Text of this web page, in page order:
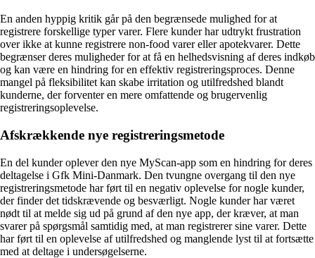
En anden hyppig kritik går på den begrænsede mulighed for at
registrere forskellige typer varer. Flere kunder har udtrykt frustration
over ikke at kunne registrere non-food varer eller apotekvarer. Dette
begrænser deres muligheder for at få en helhedsvisning af deres indkøb
og kan være en hindring for en effektiv registreringsproces. Denne
mangel på fleksibilitet kan skabe irritation og utilfredshed blandt
kunderne, der forventer en mere omfattende og brugervenlig
registreringsoplevelse.
Afskrækkende nye registreringsmetode
En del kunder oplever den nye MyScan-app som en hindring for deres
deltagelse i Gfk Mini-Danmark. Den tvungne overgang til den nye
registreringsmetode har ført til en negativ oplevelse for nogle kunder,
der finder det tidskrævende og besværligt. Nogle kunder har været
nødt til at melde sig ud på grund af den nye app, der kræver, at man
svarer på spørgsmål samtidig med, at man registrerer sine varer. Dette
har ført til en oplevelse af utilfredshed og manglende lyst til at fortsætte
med at deltage i undersøgelserne.